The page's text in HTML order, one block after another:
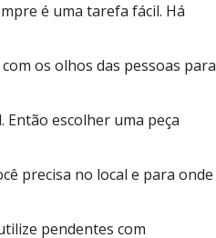
é uma tarefa fácil. Há
os olhos das pessoas para
escolher uma peça
precisa no local e para onde
pendentes com